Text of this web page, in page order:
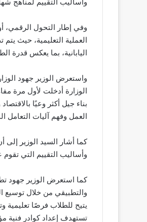
وفي إطار التحول الرقمي،
العملية التعليمية، حيث
اليابانية، بما يعكس قدرة
واستعرض الوزير جهود
الوزارة أدخلت لأول مرة
بناء جيل أكثر وعيًا
العمل وفهم آليات التعامل
وأساليب التقييم التي
كما استعرض الوزير جهود
والتطبيقي من خلال توسيع
يتيح للطلاب فرصًا تعليمية
تستهدف إعداد كوادر فنية